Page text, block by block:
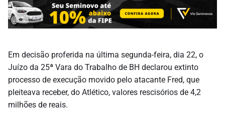
Em decisão proferida na última segunda-feira, dia 22, o
Juízo da 25ª Vara do Trabalho de BH declarou extinto
processo de execução movido pelo atacante Fred, que
pleiteava receber, do Atlético, valores rescisórios de 4,2
milhões de reais.